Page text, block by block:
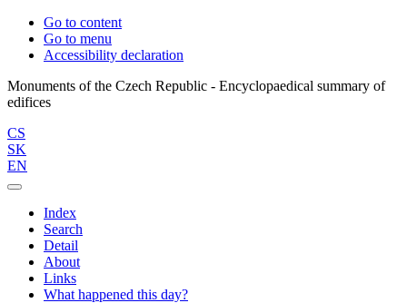
Go to content
Go to menu
Accessibility declaration
Monuments of the Czech Republic - Encyclopaedical summary of
CS
SK
EN
Index
Search
Detail
About
Links
What happened this day?